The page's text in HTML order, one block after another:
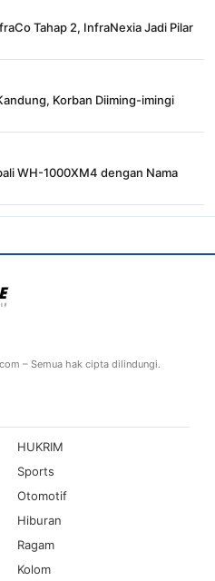
Tahap 2, InfraNexia Jadi Pilar
Korban Diiming-imingi
WH-1000XM4 dengan Nama
– Semua hak cipta dilindungi.
HUKRIM
Sports
Otomotif
Hiburan
Ragam
Kolom